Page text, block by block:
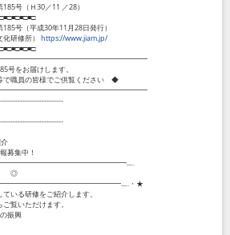
号（Ｈ30／11 ／28）
号（平成30年11月28日発行）
研修所） https://www.jiam.jp/
号をお届けします。
職員の皆様でご供覧ください ◆
募集中！
◎
・★
いる研修をご紹介します。
覧いただけます。
振興